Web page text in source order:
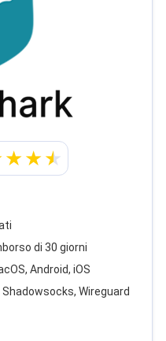
di 30 giorni
Android, iOS
Shadowsocks, Wireguard